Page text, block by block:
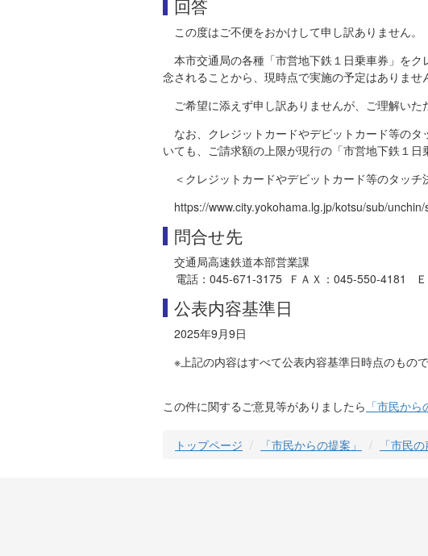
回答
この度はご不便をおかけして申し訳ありません。
本市交通局の各種「市営地下鉄１日乗車券」を
念されることから、現時点で実施の予定はありませ
ご希望に添えず申し訳ありませんが、ご理解いた
なお、クレジットカードやデビットカード等の
いても、ご請求額の上限が現行の「市営地下鉄１
＜クレジットカードやデビットカード等のタッチ
https://www.city.yokohama.lg.jp/kotsu/sub/
問合せ先
交通局高速鉄道本部営業課
電話：045-671-3175 ＦＡＸ：045-550-4181 Ｅ
公表内容基準日
2025年9月9日
※上記の内容はすべて公表内容基準日時点のもの
この件に関するご意見等がありましたら 「市民から
トップページ 「市民からの提案」 「市民